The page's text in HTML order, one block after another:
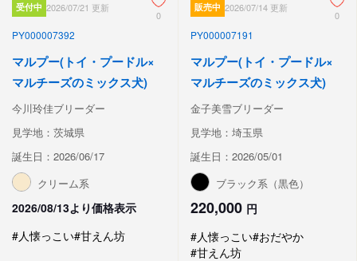
受付中 2026/07/21 更新
0
PY000007392
マルプー(トイ・プードル×
マルチーズのミックス犬)
今川玲佳ブリーダー
見学地：茨城県
誕生日：2026/06/17
クリーム系
2026/08/13より価格表示
#人懐っこい#甘えん坊
販売中 2026/07/14 更新
0
PY000007191
マルプー(トイ・プードル×
マルチーズのミックス犬)
金子美雪ブリーダー
見学地：埼玉県
誕生日：2026/05/01
ブラック系（黒色）
220,000 円
#人懐っこい#おだやか
#甘えん坊